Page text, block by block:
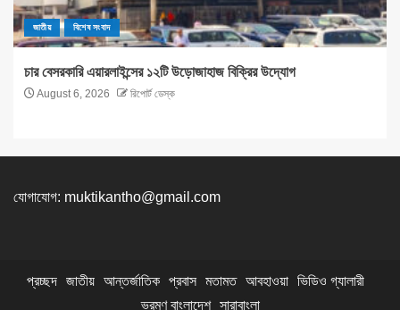
জাতীয় বিশেষ সংবাদ
চার বেসরকারি এয়ারলাইন্সের ১২টি উড়োজাহাজ বিক্রির উদ্যোগ
August 6, 2026 রিপোর্ট ডেস্ক
যোগাযোগ: muktikantho@gmail.com
প্রচ্ছদ জাতীয় আন্তর্জাতিক প্রবাস মতামত আবহাওয়া ভিডিও গ্যালারী
ভ্রমণ বাংলাদেশ
সারাবাংলা